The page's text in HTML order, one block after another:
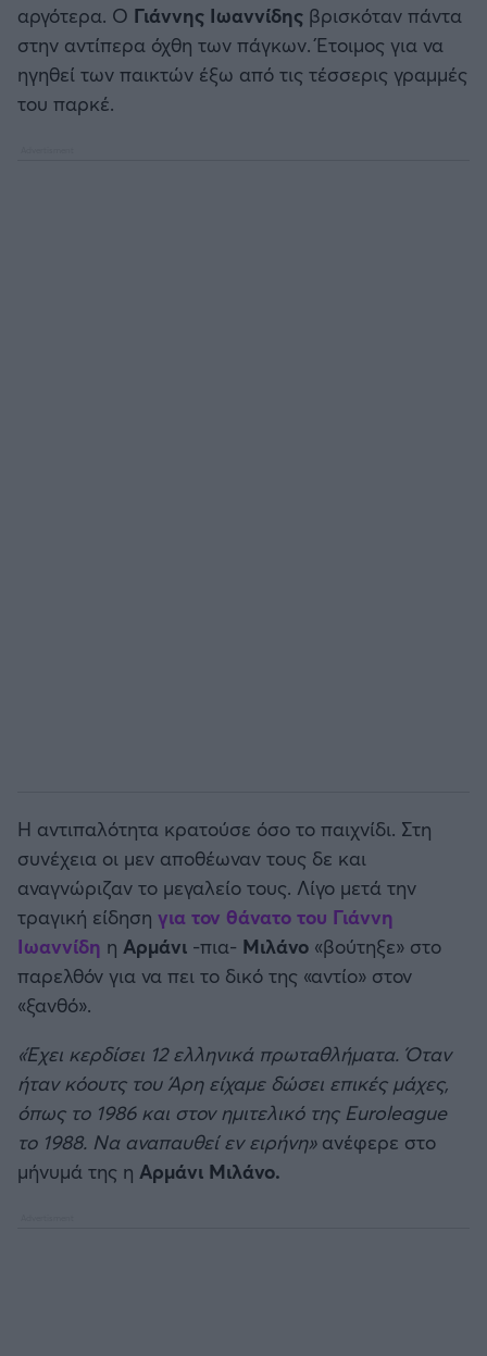
Μπαρτσελόνα
Ρεάλ Μαδρίτης
αργότερα. Ο Γιάννης Ιωαννίδης βρισκόταν πάντα
στην αντίπερα όχθη των πάγκων. Έτοιμος για να
ηγηθεί των παικτών έξω από τις τέσσερις γραμμές
του παρκέ.
Η αντιπαλότητα κρατούσε όσο το παιχνίδι. Στη
συνέχεια οι μεν αποθέωναν τους δε και
αναγνώριζαν το μεγαλείο τους. Λίγο μετά την
τραγική είδηση για τον θάνατο του Γιάννη
Ιωαννίδη η Αρμάνι -πια- Μιλάνο «βούτηξε» στο
παρελθόν για να πει το δικό της «αντίο» στον
«ξανθό».
«Έχει κερδίσει 12 ελληνικά πρωταθλήματα. Όταν
ήταν κόουτς του Άρη είχαμε δώσει επικές μάχες,
όπως το 1986 και στον ημιτελικό της Euroleague
το 1988. Να αναπαυθεί εν ειρήνη»ανέφερε στο
μήνυμά της η Αρμάνι Μιλάνο.